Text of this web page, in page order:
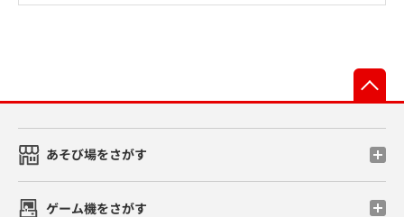
あそび場をさがす
ゲーム機をさがす